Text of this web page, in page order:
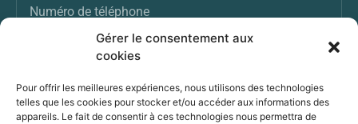
Gérer le consentement aux
cookies
Pour offrir les meilleures expériences, nous utilisons des technologies
telles que les cookies pour stocker et/ou accéder aux informations des
appareils. Le fait de consentir à ces technologies nous permettra de